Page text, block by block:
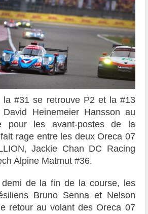
la #31 se retrouve P2 et la #13
Heinemeier Hansson au
pour les avant-postes de la
rage entre les deux Oreca 07
Jackie Chan DC Racing
Alpine Matmut #36.
de la fin de la course, les
Bruno Senna et Nelson
retour au volant des Oreca 07